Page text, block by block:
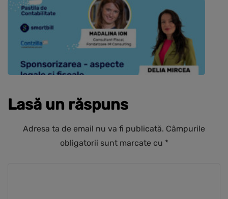
Lasă un răspuns
Adresa ta de email nu va fi publicată. Câmpurile
obligatorii sunt marcate cu *